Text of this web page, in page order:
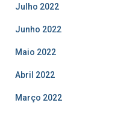
Julho 2022
Junho 2022
Maio 2022
Abril 2022
Março 2022